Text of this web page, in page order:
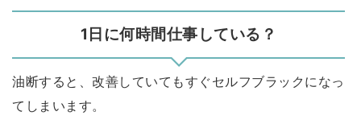
1日に何時間仕事している？
油断すると、改善していてもすぐセルフブラックになっ
てしまいます。